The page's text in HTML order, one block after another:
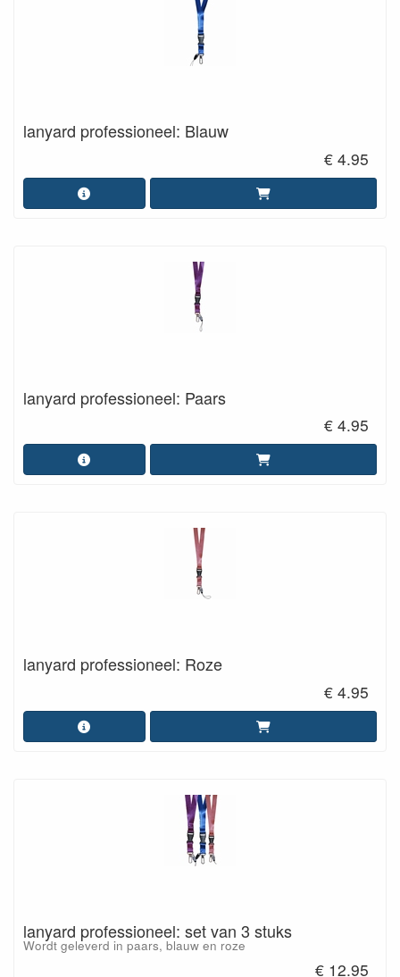
lanyard professioneel: Blauw
€ 4.95
lanyard professioneel: Paars
€ 4.95
lanyard professioneel: Roze
€ 4.95
lanyard professioneel: set van 3 stuks
Wordt geleverd in paars, blauw en roze
€ 12.95